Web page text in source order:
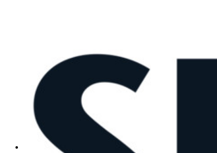
Bitwarden Documento de Seguridad
Entrenamiento
Centro de ayuda
Courses
Foro Comunitario
Servicios de Empresa